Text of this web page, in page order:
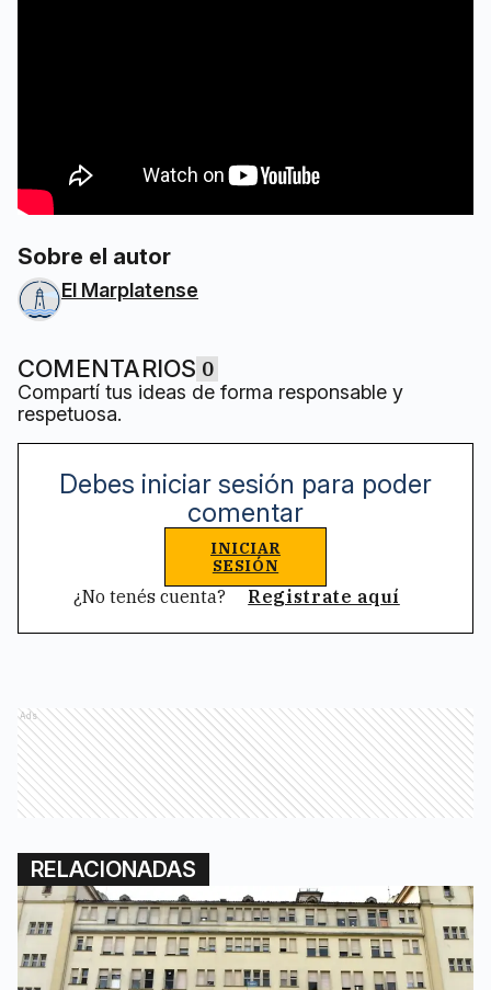
Sobre el autor
El Marplatense
COMENTARIOS 0
Compartí tus ideas de forma responsable y
respetuosa.
Debes iniciar sesión para poder
comentar
INICIAR
SESIÓN
¿No tenés cuenta? Registrate aquí
Ads
RELACIONADAS